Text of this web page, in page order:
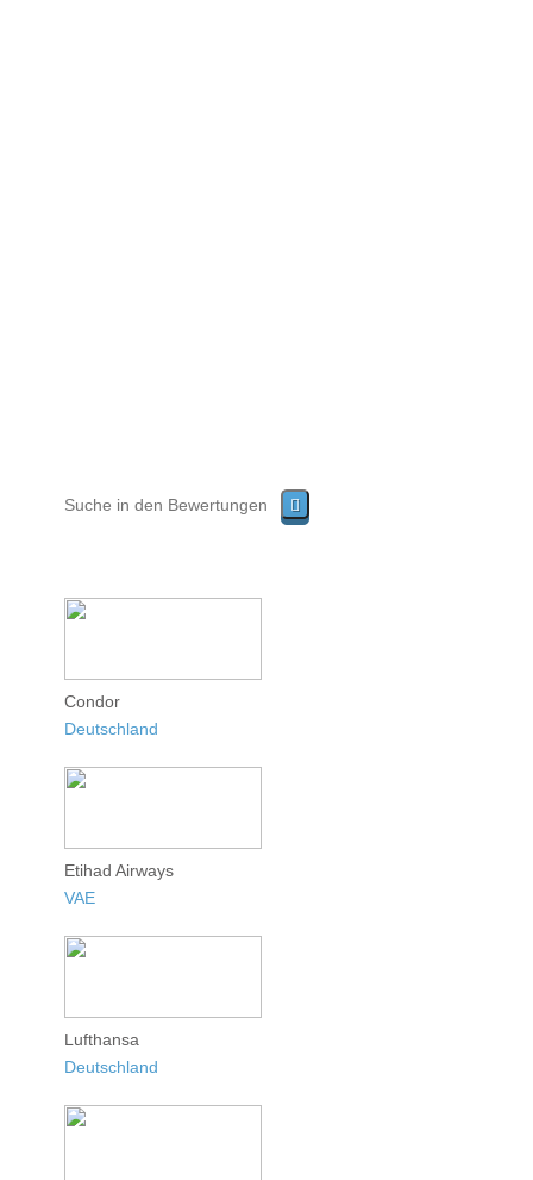
Condor
Deutschland
Etihad Airways
VAE
Lufthansa
Deutschland